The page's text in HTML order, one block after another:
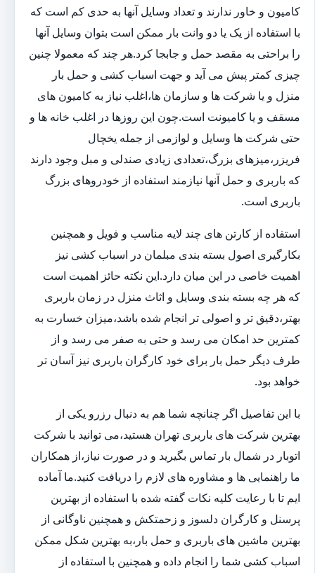
کامیون و خاور ندارند و تعداد وسایل آنها به حدی کم است که
با استفاده از یک یا دو وانت بار ممکن است بتوان وسایل آنها
را براحتی به مقصد حمل و جابجا کرد.هر چند که معمولا چنین
چیزی کمتر پیش می آید و جهت اسباب کشی و حمل بار
منزل و یا شرکت ها و سازمان ها،اغلب نیاز به کامیون های
مسقف و یا کامیونت است.چون این روزها در اغلب خانه ها و
حتی شرکت ها وسایل و لوازمی از جمله یخچال
فریزر،میزهای بزرگ،تعدادی زیادی صندلی و مبل وجود دارند
که باربری و حمل آنها نیازمند استفاده از خودروهای بزرگ
باربری است.
استفاده از کارتن های چند لایه مناسب و فویل و همچنین
بکارگیری اصول بسته بندی مبلمان در اسباب کشی نیز
اهمیت خاصی در این میان دارد.این نکته حائز اهمیت است
که هر چه بسته بندی وسایل و اثاث منزل در زمان باربری
بهتر،دقیق تر و اصولی تر انجام شده باشد،میزان خسارت به
کمترین حد امکان می رسد و حتی به صفر می رسد و از
طرف دیگر حمل بار برای خود کارگران باربری نیز آسان تر
خواهد بود.
با این تفاصیل اگر چنانچه شما هم به دنبال رزرو یکی از
بهترین شرکت های باربری تهران هستید،می توانید با شرکت
اتوبار در شمال بار تماس بگیرید و در صورت نیاز،از همکاران
ما راهنمایی ها و مشاوره های لازم را دریافت کنید.ما آماده
ایم تا با رعایت کلیه نکات گفته شده با استفاده از بهترین
پرسنل و کارگران دلسوز و زحمتکش و همچنین ناوگانی از
بهترین ماشین های باربری و حمل بار،به بهترین شکل ممکن
اسباب کشی شما را انجام داده و همچنین با استفاده از